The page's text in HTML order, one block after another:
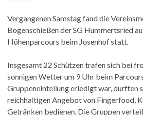
Vergangenen Samstag fand die
Bogenschießen der SG Hummertsried
Höhenparcours beim Josenhof statt.
Insgesamt 22 Schützen trafen sich bei
sonnigen Wetter um 9 Uhr beim
Gruppeneinteilung erledigt war, durften
reichhaltigen Angebot von Fingerfood,
Getränken bedienen. Die Gruppen